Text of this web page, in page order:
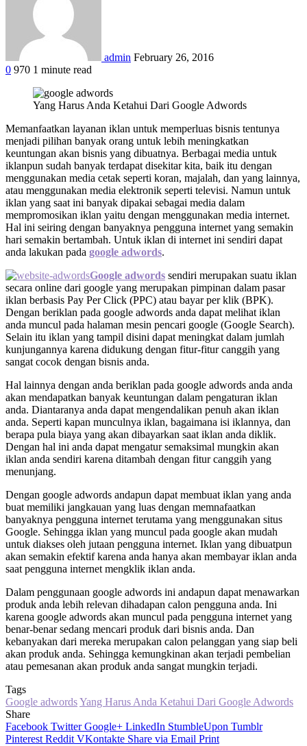
admin February 26, 2016
0 970 1 minute read
Yang Harus Anda Ketahui Dari Google Adwords
Memanfaatkan layanan iklan untuk memperluas bisnis tentunya
menjadi pilihan banyak orang untuk lebih meningkatkan
keuntungan akan bisnis yang dibuatnya. Berbagai media untuk
iklanpun sudah banyak terdapat disekitar kita, baik itu dengan
menggunakan media cetak seperti koran, majalah, dan yang lainnya,
atau menggunakan media elektronik seperti televisi. Namun untuk
iklan yang saat ini banyak dipakai sebagai media dalam
mempromosikan iklan yaitu dengan menggunakan media internet.
Hal ini seiring dengan banyaknya pengguna internet yang semakin
hari semakin bertambah. Untuk iklan di internet ini sendiri dapat
anda lakukan pada google adwords.
Google adwords sendiri merupakan suatu iklan
secara online dari google yang merupakan pimpinan dalam pasar
iklan berbasis Pay Per Click (PPC) atau bayar per klik (BPK).
Dengan beriklan pada google adwords anda dapat melihat iklan
anda muncul pada halaman mesin pencari google (Google Search).
Selain itu iklan yang tampil disini dapat meningkat dalam jumlah
kunjungannya karena didukung dengan fitur-fitur canggih yang
sangat cocok dengan bisnis anda.
Hal lainnya dengan anda beriklan pada google adwords anda anda
akan mendapatkan banyak keuntungan dalam pengaturan iklan
anda. Diantaranya anda dapat mengendalikan penuh akan iklan
anda. Seperti kapan munculnya iklan, bagaimana isi iklannya, dan
berapa pula biaya yang akan dibayarkan saat iklan anda diklik.
Dengan hal ini anda dapat mengatur semaksimal mungkin akan
iklan anda sendiri karena ditambah dengan fitur canggih yang
menunjang.
Dengan google adwords andapun dapat membuat iklan yang anda
buat memiliki jangkauan yang luas dengan memnafaatkan
banyaknya pengguna internet terutama yang menggunakan situs
Google. Sehingga iklan yang muncul pada google akan mudah
untuk diakses oleh jutaan pengguna internet. Iklan yang dibuatpun
akan semakin efektif karena anda hanya akan membayar iklan anda
saat pengguna internet mengklik iklan anda.
Dalam penggunaan google adwords ini andapun dapat menawarkan
produk anda lebih relevan dihadapan calon pengguna anda. Ini
karena google adwords akan muncul pada pengguna internet yang
benar-benar sedang mencari produk dari bisnis anda. Dan
kebanyakan dari mereka merupakan calon pelanggan yang siap beli
akan produk anda. Sehingga kemungkinan akan terjadi pembelian
atau pemesanan akan produk anda sangat mungkin terjadi.
Tags
Google adwordsYang Harus Anda Ketahui Dari Google Adwords
Share
Facebook Twitter Google+ LinkedIn StumbleUpon Tumblr
Pinterest Reddit VKontakte Share via Email Print